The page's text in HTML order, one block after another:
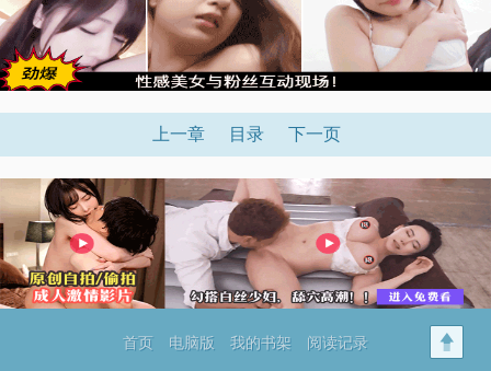
上一章 目录 下一页
首页 电脑版 我的书架 阅读记录